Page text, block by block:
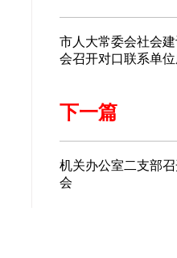
市人大常委会社会
会召开对口联系单
下一篇
机关办公室二支部
会